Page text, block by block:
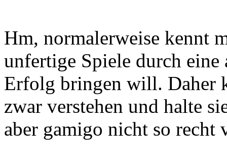
Hm, normalerweise kennt
unfertige Spiele durch eine
Erfolg bringen will. Daher
zwar verstehen und halte
aber gamigo nicht so recht